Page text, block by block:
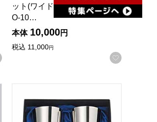
お気に入りに登録する
ット(ワイドサイズ)グレー[BTP
O-10…
本体 10,000円
税込 11,000円
お気に入